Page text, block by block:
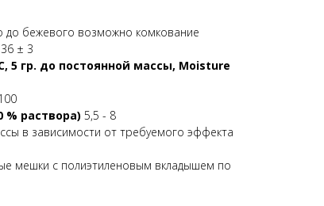
до бежевого возможно комкование
36 ± 3
5 гр. до постоянной массы, Moisture
% раствора) 5,5 - 8
в зависимости от требуемого эффекта
мешки с полиэтиленовым вкладышем по